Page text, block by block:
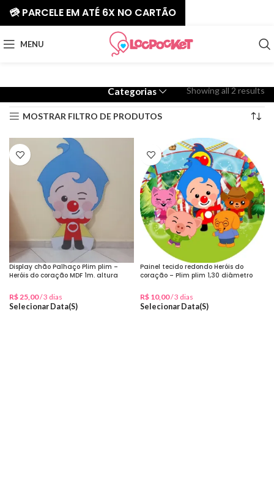
MENU
Categorias Showing all 2 results
MOSTRAR FILTRO DE PRODUTOS
Display chão Palhaço Plim plim –
Heróis do coração MDF 1m. altura
R$25,00/ 3 dias
Selecionar Data(s)
Painel tecido redondo Heróis do
coração – Plim plim 1,30 diâmetro
R$ 10,00/ 3 dias
Selecionar Data(s)
💳 PARCELE EM ATÉ 6X NO CARTÃO